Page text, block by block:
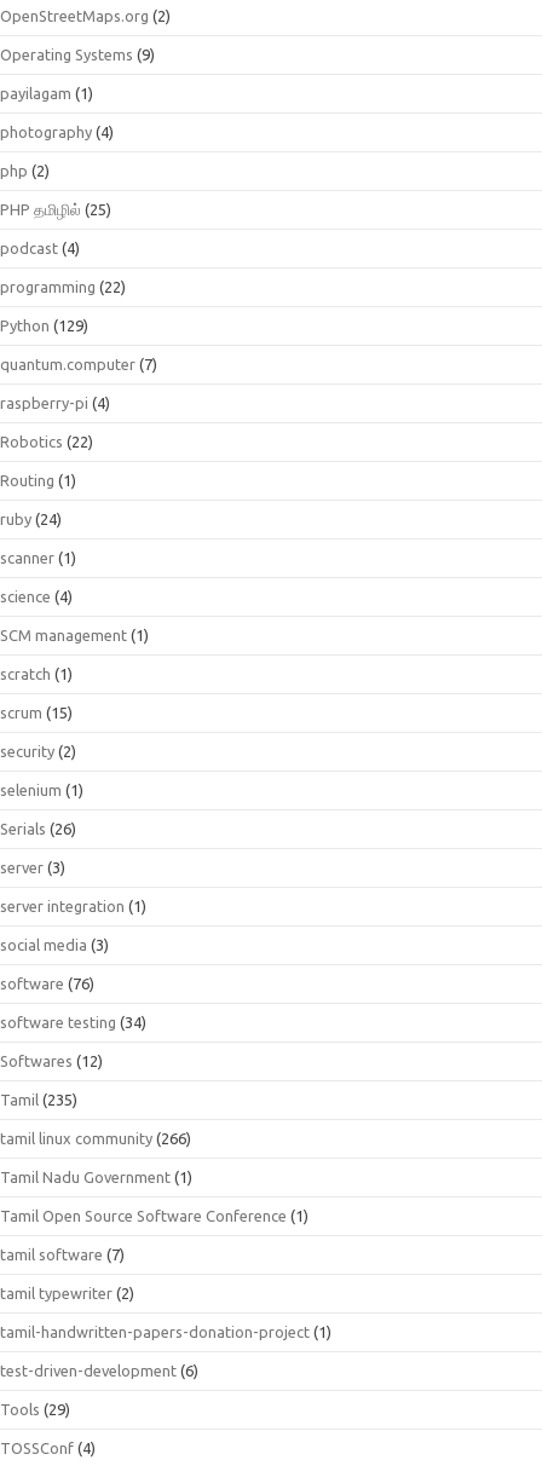
OpenStreetMaps.org (2)
Operating Systems (9)
payilagam (1)
photography (4)
php (2)
PHP தமிழில் (25)
podcast (4)
programming (22)
Python (129)
quantum.computer (7)
raspberry-pi (4)
Robotics (22)
Routing (1)
ruby (24)
scanner (1)
science (4)
SCM management (1)
scratch (1)
scrum (15)
security (2)
selenium (1)
Serials (26)
server (3)
server integration (1)
social media (3)
software (76)
software testing (34)
Softwares (12)
Tamil (235)
tamil linux community (266)
Tamil Nadu Government (1)
Tamil Open Source Software Conference (1)
tamil software (7)
tamil typewriter (2)
tamil-handwritten-papers-donation-project (1)
test-driven-development (6)
Tools (29)
TOSSConf (4)